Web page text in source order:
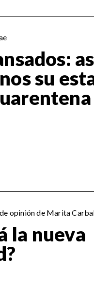
su
opinión de Marita
la nueva